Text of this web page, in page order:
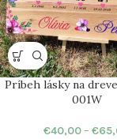
Príbeh lásky na
001W
€40,00– €